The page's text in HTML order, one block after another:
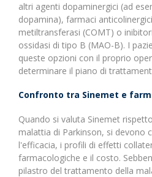
altri agenti dopaminergici (ad
dopamina), farmaci
metiltransferasi (COMT) o
ossidasi di tipo B (MAO-B). I
queste opzioni con il proprio
determinare il piano di
Confronto tra Sinemet e
Quando si valuta Sinemet
malattia di Parkinson, si devono
l'efficacia, i profili di effetti
farmacologiche e il costo.
pilastro del trattamento della